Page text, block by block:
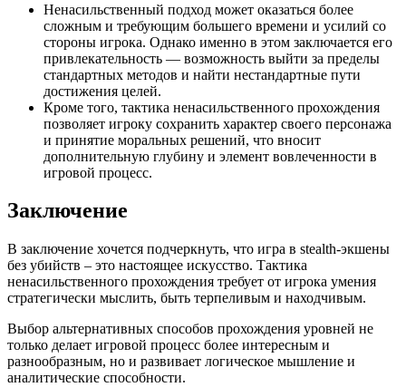
Ненасильственный подход может оказаться более
сложным и требующим большего времени и усилий со
стороны игрока. Однако именно в этом заключается его
привлекательность — возможность выйти за пределы
стандартных методов и найти нестандартные пути
достижения целей.
Кроме того, тактика ненасильственного прохождения
позволяет игроку сохранить характер своего персонажа
и принятие моральных решений, что вносит
дополнительную глубину и элемент вовлеченности в
игровой процесс.
Заключение
В заключение хочется подчеркнуть, что игра в stealth-экшены
без убийств – это настоящее искусство. Тактика
ненасильственного прохождения требует от игрока умения
стратегически мыслить, быть терпеливым и находчивым.
Выбор альтернативных способов прохождения уровней не
только делает игровой процесс более интересным и
разнообразным, но и развивает логическое мышление и
аналитические способности.